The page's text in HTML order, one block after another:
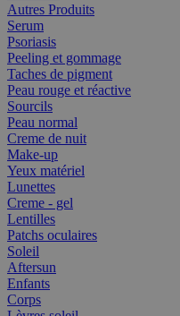
Autres Produits
Serum
Psoriasis
Peeling et gommage
Taches de pigment
Peau rouge et réactive
Sourcils
Peau normal
Creme de nuit
Make-up
Yeux matériel
Lunettes
Creme - gel
Lentilles
Patchs oculaires
Soleil
Aftersun
Enfants
Corps